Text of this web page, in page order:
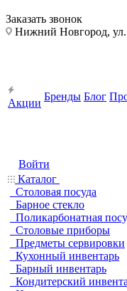
Заказать звонок
Нижний Новгород, ул.
Акции
Бренды Блог
Войти
Каталог
Столовая посуда
Барное стекло
Поликарбонатная
Столовые приборы
Предметы сервировки
Кухонный инвентарь
Барный инвентарь
Кондитерский